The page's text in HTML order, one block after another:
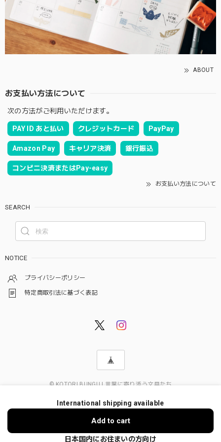
ABOUT
お支払い方法について
次の方法がご利用いただけます。
PAY ID あと払い クレジットカード PayPay
Amazon Pay キャリア決済 銀行振込
コンビニ決済またはPay-easy
お支払い方法について
SEARCH
NOTICE
プライバシーポリシー
特定商取引法に基づく表記
© KOTORI BUNGU | 言葉に寄り添う文具たち
International shipping available
Add to cart
日本国内にお住まいの方向け
ショップに質問する